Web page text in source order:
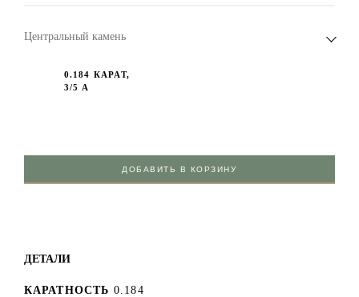
Центральный камень
0.184 КАРАТ,
3/5 А
ДОБАВИТЬ В КОРЗИНУ
ДЕТАЛИ
КАРАТНОСТЬ 0.184